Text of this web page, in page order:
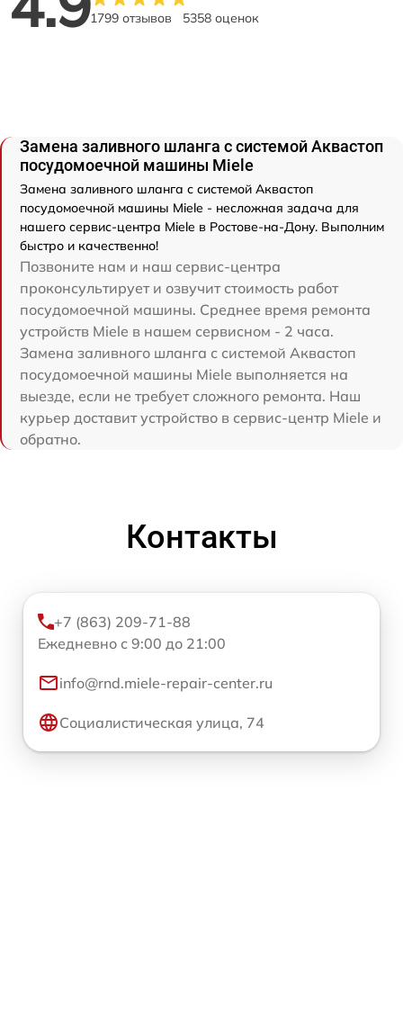
1799 отзывов 5358 оценок
Замена заливного шланга с системой Аквастоп
посудомоечной машины Miele
Замена заливного шланга с системой Аквастоп
посудомоечной машины Miele - несложная задача для
нашего сервис-центра Miele в Ростове-на-Дону. Выполним
быстро и качественно!
Позвоните нам и наш сервис-центра
проконсультирует и озвучит стоимость работ
посудомоечной машины. Среднее время ремонта
устройств Miele в нашем сервисном - 2 часа.
Замена заливного шланга с системой Аквастоп
посудомоечной машины Miele выполняется на
выезде, если не требует сложного ремонта. Наш
курьер доставит устройство в сервис-центр Miele и
обратно.
Контакты
+7 (863) 209-71-88
Ежедневно с 9:00 до 21:00
info@rnd.miele-repair-center.ru
Социалистическая улица, 74